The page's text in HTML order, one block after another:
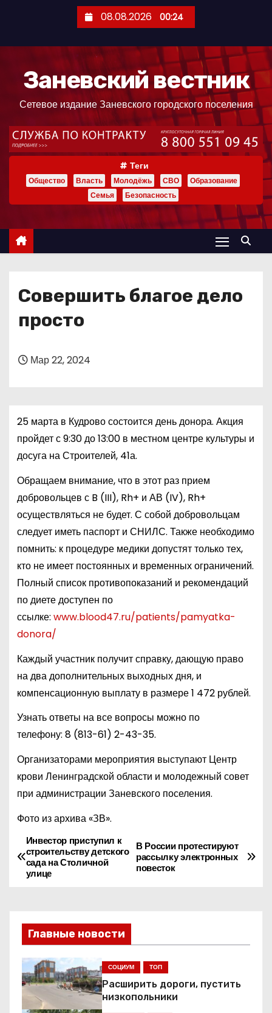
ж
08.08.2026 00:24
Заневский вестник
Сетевое издание Заневского городского поселения
Теги
Общество Власть Молодёжь СВО
Образование
Семья
Безопасность
Совершить благое дело
просто
Мар 22, 2024
25 марта в Кудрово состоится день донора. Акция
пройдет с 9:30 до 13:00 в местном центре культуры и
досуга на Строителей, 41а.
Обращаем внимание, что в этот раз прием
добровольцев с B (III), Rh+ и АВ (IV), Rh+
осуществляться не будет. С собой добровольцам
следует иметь паспорт и СНИЛС. Также необходимо
помнить: к процедуре медики допустят только тех,
кто не имеет постоянных и временных ограничений.
Полный список противопоказаний и рекомендаций
по диете доступен по
ссылке: www.blood47.ru/patients/pamyatka-
donora/
Каждый участник получит справку, дающую право
на два дополнительных выходных дня, и
компенсационную выплату в размере 1 472 рублей.
Узнать ответы на все вопросы можно по
телефону: 8 (813-61) 2-43-35.
Организаторами мероприятия выступают Центр
крови Ленинградской области и молодежный совет
при администрации Заневского поселения.
Фото из архива «ЗВ».
Н
а
и
г
а
ц
В России протестируют
рассылку электронных
повесток
Инвестор приступил к
строительству детского
сада на Столичной
улице
Главные новости
СОЦИУМ ТОП
Расширить дороги, пустить
низкопольники